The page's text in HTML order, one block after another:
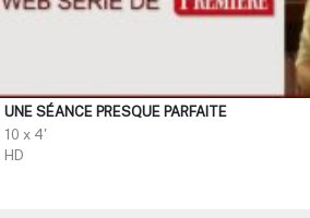
UNE SÉANCE PRESQUE PARFAITE
10 x 4'
HD